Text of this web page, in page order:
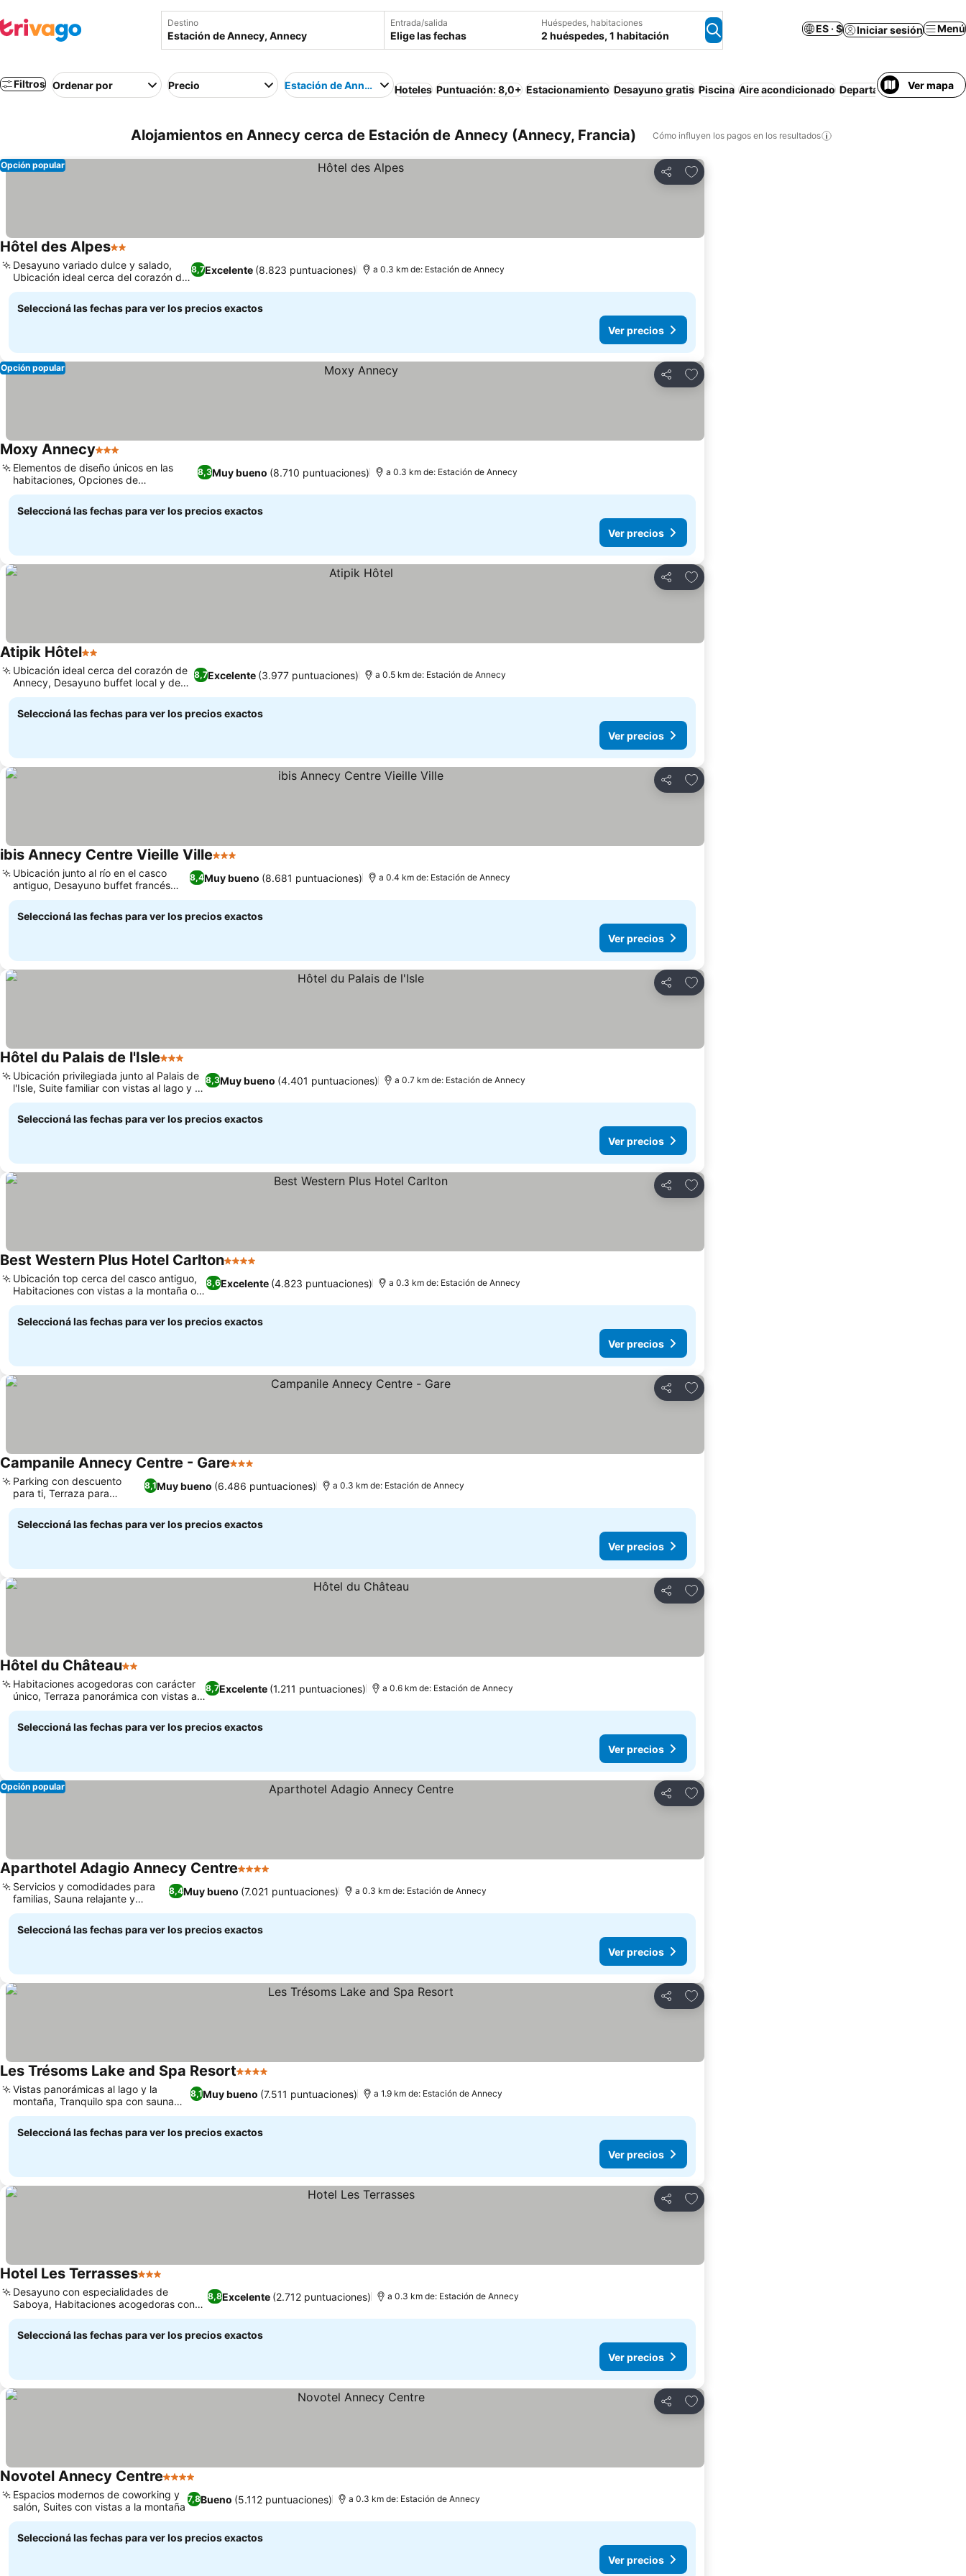
Destino Entrada/salida
Elige las fechas
Huéspedes, habitaciones
2 huéspedes, 1 habitación
ES · $ Iniciar sesión Menú
Filtros Ordenar por Precio Estación de Annecy Hoteles Puntuación: 8,0+ Estacionamiento Desayuno gratis Piscina Aire acondicionado Departamento equipado
Ver mapa
Alojamientos en Annecy cerca de Estación de Annecy (Annecy, Francia) Cómo influyen los pagos en los resultados
Compartir
Añadir a favoritos
Opción popular
Hôtel des Alpes2 Estrellas
8,7Excelente (8.823 puntuaciones)
Desayuno variado dulce y salado,
Ubicación ideal cerca del corazón de
Annecy
a 0.3 km de: Estación de Annecy
Seleccioná las fechas para ver los precios exactos
Ver precios
Compartir
Añadir a favoritos
Opción popular
Moxy Annecy3 Estrellas
8,3Muy bueno (8.710 puntuaciones)
Elementos de diseño únicos en las
habitaciones, Opciones de
aparcamiento cómodas
a 0.3 km de: Estación de Annecy
Seleccioná las fechas para ver los precios exactos
Ver precios
Compartir
Añadir a favoritos
Atipik Hôtel2 Estrellas
8,7Excelente (3.977 puntuaciones)
Ubicación ideal cerca del corazón de
Annecy, Desayuno buffet local y de
calidad
a 0.5 km de: Estación de Annecy
Seleccioná las fechas para ver los precios exactos
Ver precios
Compartir
Añadir a favoritos
ibis Annecy Centre Vieille Ville3 Estrellas
8,4Muy bueno (8.681 puntuaciones)
Ubicación junto al río en el casco
antiguo, Desayuno buffet francés
recién hecho
a 0.4 km de: Estación de Annecy
Seleccioná las fechas para ver los precios exactos
Ver precios
Compartir
Añadir a favoritos
Hôtel du Palais de l'Isle3 Estrellas
8,3Muy bueno (4.401 puntuaciones)
Ubicación privilegiada junto al Palais de
l'Isle, Suite familiar con vistas al lago y a
la montaña
a 0.7 km de: Estación de Annecy
Seleccioná las fechas para ver los precios exactos
Ver precios
Compartir
Añadir a favoritos
Best Western Plus Hotel Carlton4 Estrellas
8,6Excelente (4.823 puntuaciones)
Ubicación top cerca del casco antiguo,
Habitaciones con vistas a la montaña o a
la ciudad
a 0.3 km de: Estación de Annecy
Seleccioná las fechas para ver los precios exactos
Ver precios
Compartir
Añadir a favoritos
Campanile Annecy Centre - Gare3 Estrellas
8,1Muy bueno (6.486 puntuaciones)
Parking con descuento
para ti, Terraza para
relajarte
a 0.3 km de: Estación de Annecy
Seleccioná las fechas para ver los precios exactos
Ver precios
Compartir
Añadir a favoritos
Hôtel du Château2 Estrellas
8,7Excelente (1.211 puntuaciones)
Habitaciones acogedoras con carácter
único, Terraza panorámica con vistas a
la ciudad
a 0.6 km de: Estación de Annecy
Seleccioná las fechas para ver los precios exactos
Ver precios
Compartir
Añadir a favoritos
Opción popular
Aparthotel Adagio Annecy Centre4 Estrellas
8,4Muy bueno (7.021 puntuaciones)
Servicios y comodidades para
familias, Sauna relajante y
gimnasio
a 0.3 km de: Estación de Annecy
Seleccioná las fechas para ver los precios exactos
Ver precios
Compartir
Añadir a favoritos
Les Trésoms Lake and Spa Resort4 Estrellas
8,1Muy bueno (7.511 puntuaciones)
Vistas panorámicas al lago y la
montaña, Tranquilo spa con sauna
frente al lago
a 1.9 km de: Estación de Annecy
Seleccioná las fechas para ver los precios exactos
Ver precios
Compartir
Añadir a favoritos
Hotel Les Terrasses3 Estrellas
8,8Excelente (2.712 puntuaciones)
Desayuno con especialidades de
Saboya, Habitaciones acogedoras con
estilo de montaña
a 0.3 km de: Estación de Annecy
Seleccioná las fechas para ver los precios exactos
Ver precios
Compartir
Añadir a favoritos
Novotel Annecy Centre4 Estrellas
7,8Bueno (5.112 puntuaciones)
Espacios modernos de coworking y
salón, Suites con vistas a la montaña
a 0.3 km de: Estación de Annecy
Seleccioná las fechas para ver los precios exactos
Ver precios